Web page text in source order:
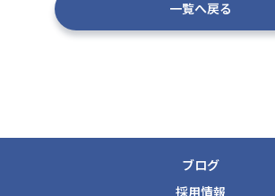
一覧へ戻る
ブログ
採用情報